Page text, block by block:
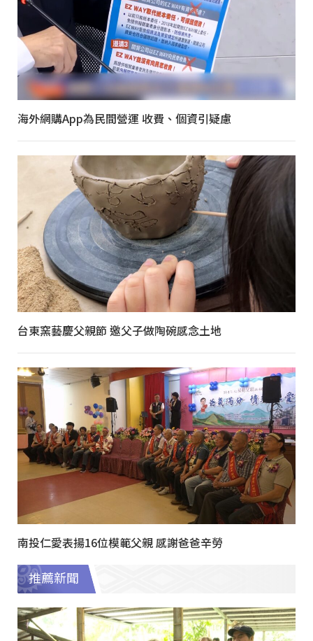
海外網購App為民間營運 收費、個資引疑慮
台東窯藝慶父親節 邀父子做陶碗感念土地
南投仁愛表揚16位模範父親 感謝爸爸辛勞
推薦新聞